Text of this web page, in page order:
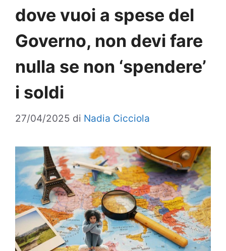
dove vuoi a spese del
Governo, non devi fare
nulla se non ‘spendere’
i soldi
27/04/2025 di Nadia Cicciola